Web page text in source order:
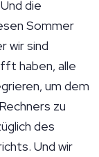
die
Sommer
wir sind
haben, alle
um dem
zu
des
Und wir